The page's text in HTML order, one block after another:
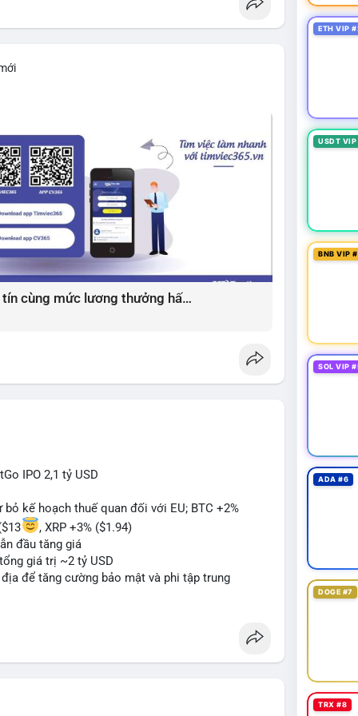
Giải pháp tìm việc làm xây dựng uy tín cùng mức lương thưởng hấp dẫn ?️
IPO 2,1 tỷ USD
kế hoạch thuế quan đối với EU; BTC +2%
, XRP +3% ($1.94)
đầu tăng giá
giá trị ~2 tỷ USD
để tăng cường bảo mật và phi tập trung
mới với yêu cầu tuân thủ nghiêm ngặt
tiền lệ pháp lý
crypto sớm nonostante sự bất đồng trong
lương một phần dưới dạng Bitcoin
ETH VIP
USDT
BNB VIP
SOL VIP
ADA #6
DOGE #7
TRX #8